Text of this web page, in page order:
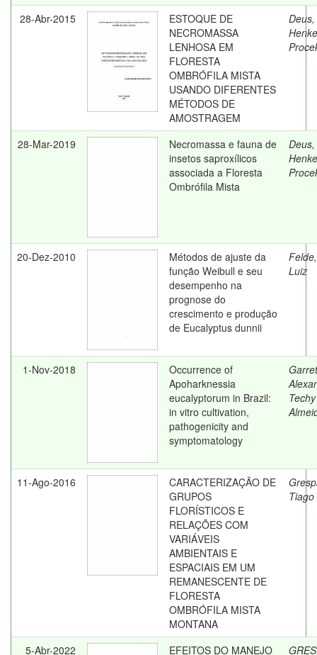
28-Abr-2015
ESTOQUE DE
NECROMASSA
LENHOSA EM
FLORESTA
OMBRÓFILA MISTA
USANDO DIFERENTES
MÉTODOS DE
AMOSTRAGEM
28-Mar-2019
Necromassa e fauna de
insetos saproxílicos
associada a Floresta
Ombrófila Mista
20-Dez-2010
Métodos de ajuste da
função Weibull e seu
desempenho na
prognose do
crescimento e produção
de Eucalyptus dunnii
Luiz
1-Nov-2018
Occurrence of
Apoharknessia
eucalyptorum in Brazil:
in vitro cultivation,
pathogenicity and
symptomatology
11-Ago-2016
CARACTERIZAÇÃO DE
GRUPOS
FLORÍSTICOS E
RELAÇÕES COM
VARIÁVEIS
AMBIENTAIS E
ESPACIAIS EM UM
REMANESCENTE DE
FLORESTA
OMBRÓFILA MISTA
MONTANA
Tiago
5-Abr-2022 EFEITOS DO MANEJO